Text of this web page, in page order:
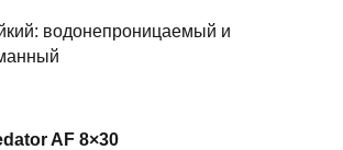
водонепроницаемый и
AF 8×30